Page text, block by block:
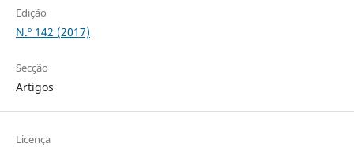
Edição
N.º 142 (2017)
Secção
Artigos
Licença